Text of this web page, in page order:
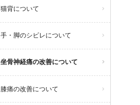
ピラティストレーナー増員のた
め、体験レッスンを受けていただ
ける日時が増えました！
【定期体験会日程】各日先着2名
※当日予約は出来ないため、前日
までにご連絡ください。
詳しくは以下をご覧ください。
詳しくはこちらから
猫背について
手・脚のシビレについて
坐骨神経痛の改善について
膝痛の改善について